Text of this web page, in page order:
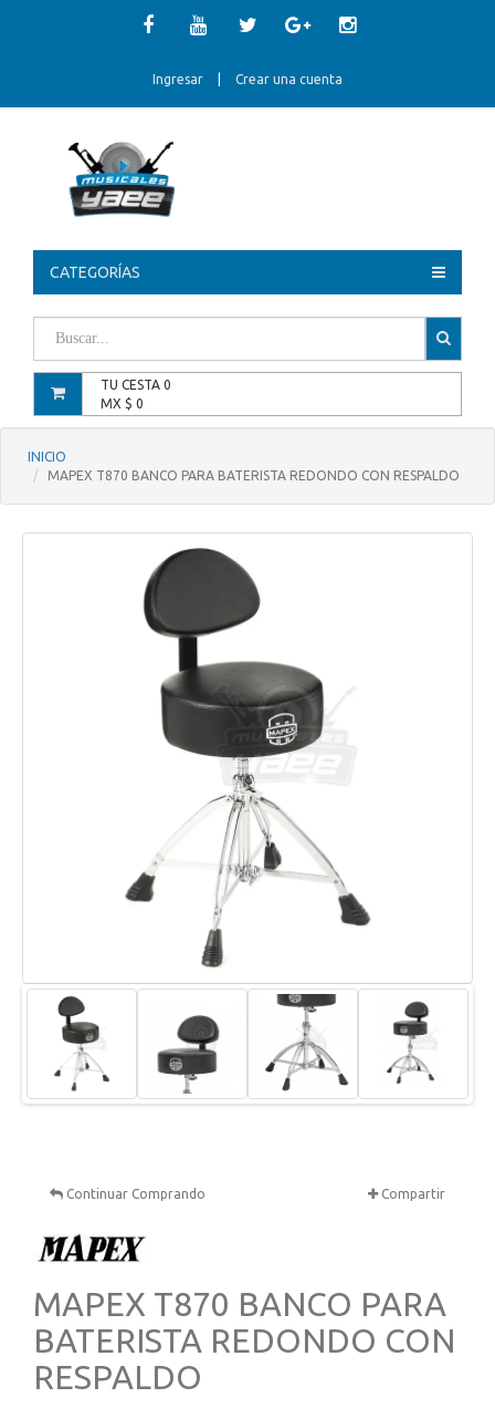
Ingresar Crear una cuenta
CATEGORÍAS
TU CESTA 0
MX $ 0
INICIO
MAPEX T870 BANCO PARA BATERISTA REDONDO CON RESPALDO
Continuar Comprando Compartir
MAPEX T870 BANCO PARA
BATERISTA REDONDO CON
RESPALDO